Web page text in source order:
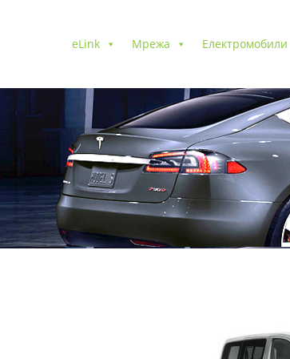
eLink Мрежа Електромобили